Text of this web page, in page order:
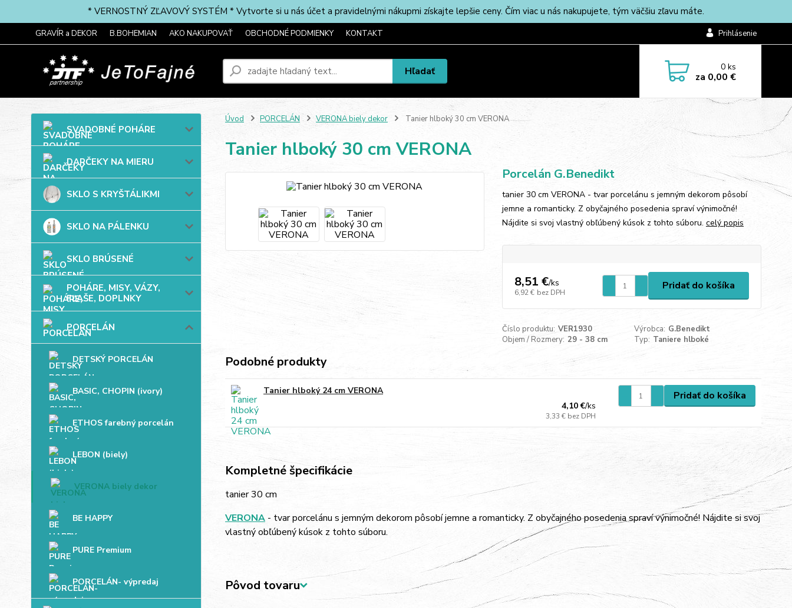
* VERNOSTNÝ ZĽAVOVÝ SYSTÉM * Vytvorte si u nás účet a pravidelnými nákupmi získajte lepšie ceny. Čím viac u nás nakupujete, tým väčšiu zľavu máte.
GRAVÍR a DEKOR B.BOHEMIAN AKO NAKUPOVAŤ OBCHODNÉ PODMIENKY KONTAKT Prihlásenie
Hľadať 0ks
za 0,00 €
SVADOBNÉ POHÁRE
DARČEKY NA MIERU
SKLO S KRYŠTÁLIKMI
SKLO NA PÁLENKU
SKLO BRÚSENÉ
POHÁRE, MISY, VÁZY,
FĽAŠE, DOPLNKY
PORCELÁN
DETSKÝ PORCELÁN
BASIC, CHOPIN (ivory)
ETHOS farebný porcelán
LEBON (biely)
VERONA biely dekor
BE HAPPY
PURE Premium
PORCELÁN- výpredaj
Úvod PORCELÁN VERONA biely dekor Tanier hlboký 30 cm VERONA
Tanier hlboký 30 cm VERONA
Porcelán G.Benedikt
tanier 30 cm VERONA - tvar porcelánu s jemným dekorom pôsobí
jemne a romanticky. Z obyčajného posedenia spraví výnimočné!
Nájdite si svoj vlastný obľúbený kúsok z tohto súboru. celý popis
8,51 €/ks
6,92 € bez DPH
Pridať do košíka
Číslo produktu: VER1930 Výrobca: G.Benedikt
Objem / Rozmery: 29 - 38 cm Typ: Taniere hlboké
Podobné produkty
Tanier hlboký 24 cm VERONA
4,10 €/ks
3,33 € bez DPH
Pridať do košíka
Kompletné špecifikácie
tanier 30 cm
VERONA- tvar porcelánu s jemným dekorom pôsobí jemne a romanticky. Z obyčajného posedenia spraví výnimočné! Nájdite si svoj
vlastný obľúbený kúsok z tohto súboru.
Pôvod tovaru